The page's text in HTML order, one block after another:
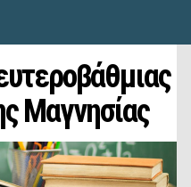
Μαγνησίας